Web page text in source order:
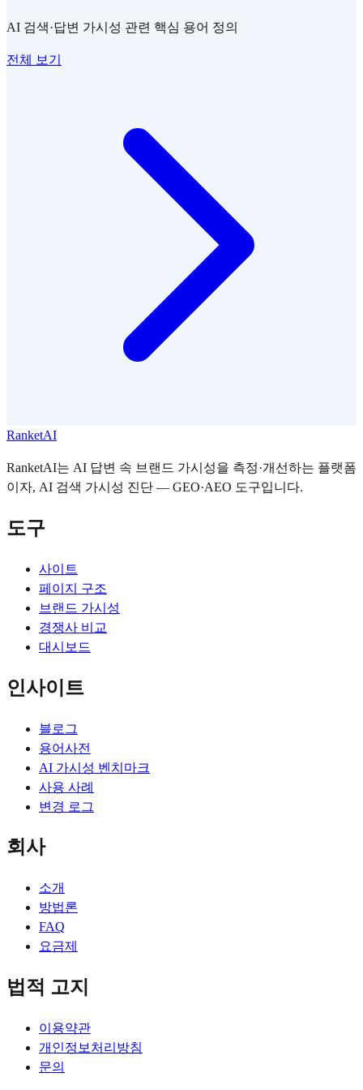
AI 검색·답변 가시성 관련 핵심 용어 정의
전체 보기
RanketAI
RanketAI는 AI 답변 속 브랜드 가시성을 측정·개선하는 플랫폼
이자, AI 검색 가시성 진단 — GEO·AEO 도구입니다.
도구
사이트
페이지 구조
브랜드 가시성
경쟁사 비교
대시보드
인사이트
블로그
용어사전
AI 가시성 벤치마크
사용 사례
변경 로그
회사
소개
방법론
FAQ
요금제
법적 고지
이용약관
개인정보처리방침
문의